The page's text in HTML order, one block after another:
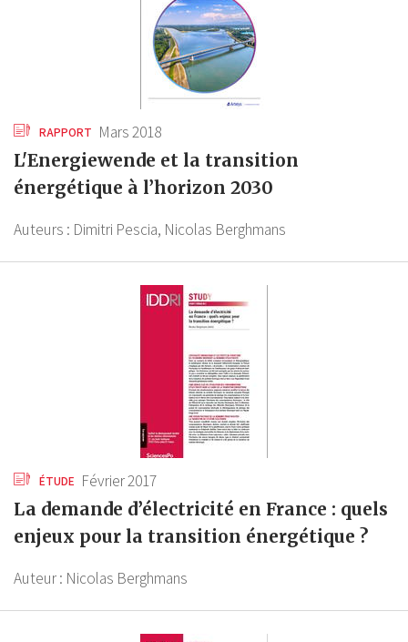
RAPPORT Mars 2018
L'Energiewende et la transition
énergétique à l’horizon 2030
Auteurs : Dimitri Pescia, Nicolas Berghmans
ÉTUDE Février 2017
La demande d’électricité en France : quels
enjeux pour la transition énergétique ?
Auteur : Nicolas Berghmans